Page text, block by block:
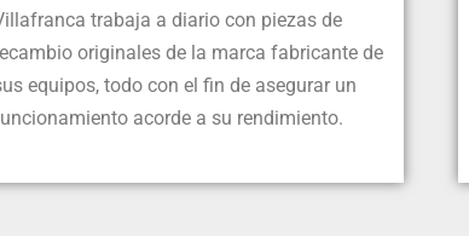
trabaja a diario con piezas de
originales de la marca fabricante de
equipos, todo con el fin de asegurar un
acorde a su rendimiento.